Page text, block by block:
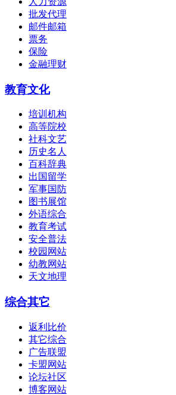
批发代理
邮件邮箱
票务
保险
金融理财
教育文化
培训机构
高等院校
社科文艺
历史名人
百科辞典
出国留学
军事国防
图书展馆
外语综合
教育考试
安全普法
校园网站
幼教网站
天文地理
综合其它
返利比价
其它综合
广告联盟
卡盟网站
论坛社区
博客网站